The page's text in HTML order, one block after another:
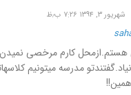
شهریور ۳, ۱۳۹۴ ۷:۲۶ ب٫ظ
هستم.ازمحل کارم مرخصی